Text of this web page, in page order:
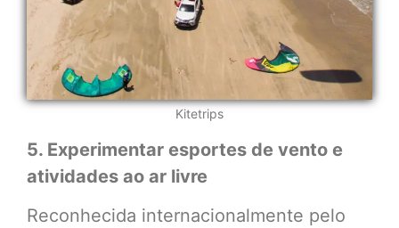
Kitetrips
5. Experimentar esportes de vento e
atividades ao ar livre
Reconhecida internacionalmente pelo